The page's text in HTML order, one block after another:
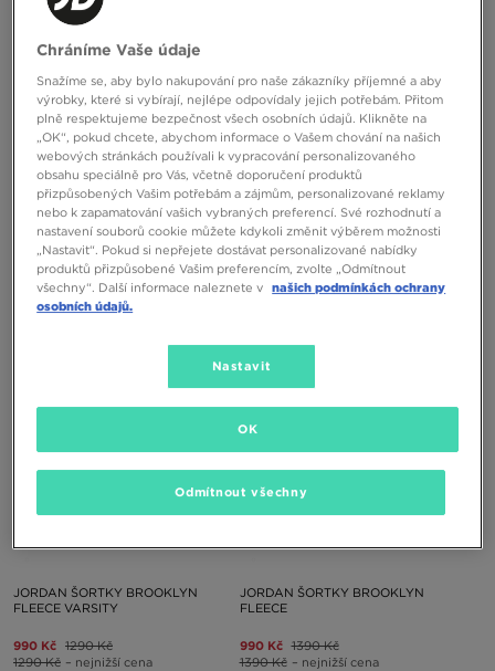
JORDAN ŠORTKY SPORT DIAMOND
990 Kč 1290 Kč
1290 Kč – nejnižší cena
JORDAN ŠORTKY BROOKLYN
750 Kč
1290 Kč
1290 Kč – nejnižší cena
ONLY AT
JORDAN ŠORTKY BROOKLYN
FLEECE VARSITY
990 Kč 1290 Kč
1290 Kč – nejnižší cena
ONLY AT
JORDAN ŠORTKY BROOKLYN
FLEECE
990 Kč 1390 Kč
1390 Kč – nejnižší cena
Chráníme Vaše údaje
Snažíme se, aby bylo nakupování pro naše zákazníky příjemné a aby
výrobky, které si vybírají, nejlépe odpovídaly jejich potřebám. Přitom
plně respektujeme bezpečnost všech osobních údajů. Klikněte na
„OK“, pokud chcete, abychom informace o Vašem chování na našich
webových stránkách používali k vypracování personalizovaného
obsahu speciálně pro Vás, včetně doporučení produktů
přizpůsobených Vašim potřebám a zájmům, personalizované reklamy
nebo k zapamatování vašich vybraných preferencí. Své rozhodnutí a
nastavení souborů cookie můžete kdykoli změnit výběrem možnosti
„Nastavit“. Pokud si nepřejete dostávat personalizované nabídky
produktů přizpůsobené Vašim preferencím, zvolte „Odmítnout
všechny“. Další informace naleznete v našich podmínkách ochrany
osobních údajů.
Nastavit
Odmítnout všechny
OK